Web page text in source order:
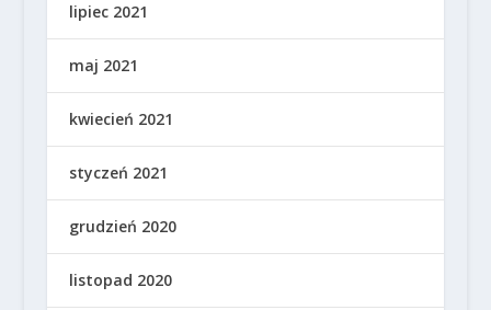
lipiec 2021
maj 2021
kwiecień 2021
styczeń 2021
grudzień 2020
listopad 2020